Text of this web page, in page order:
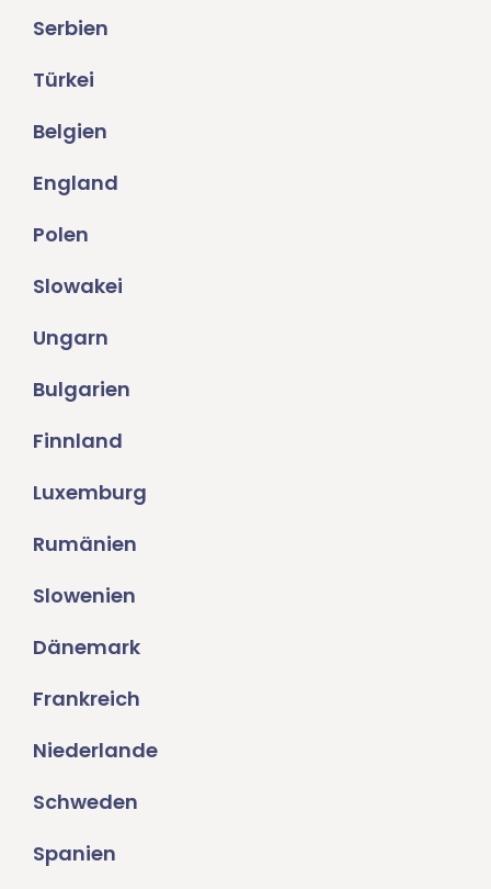
Serbien
Türkei
Belgien
England
Polen
Slowakei
Ungarn
Bulgarien
Finnland
Luxemburg
Rumänien
Slowenien
Dänemark
Frankreich
Niederlande
Schweden
Spanien